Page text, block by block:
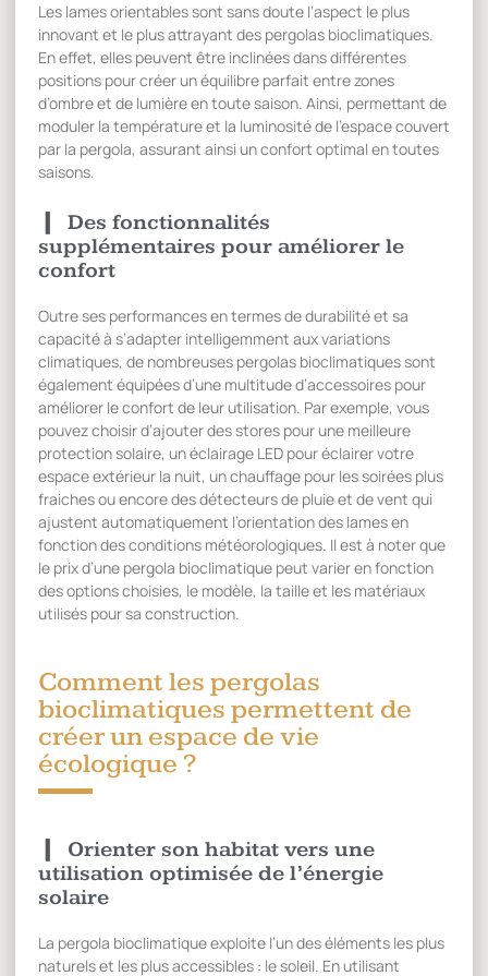
Les lames orientables sont sans doute l’aspect le plus
innovant et le plus attrayant des pergolas bioclimatiques.
En effet, elles peuvent être inclinées dans différentes
positions pour créer un équilibre parfait entre zones
d’ombre et de lumière en toute saison. Ainsi, permettant de
moduler la température et la luminosité de l’espace couvert
par la pergola, assurant ainsi un confort optimal en toutes
saisons.
Des fonctionnalités
supplémentaires pour améliorer le
confort
Outre ses performances en termes de durabilité et sa
capacité à s’adapter intelligemment aux variations
climatiques, de nombreuses pergolas bioclimatiques sont
également équipées d’une multitude d’accessoires pour
améliorer le confort de leur utilisation. Par exemple, vous
pouvez choisir d’ajouter des stores pour une meilleure
protection solaire, un éclairage LED pour éclairer votre
espace extérieur la nuit, un chauffage pour les soirées plus
fraiches ou encore des détecteurs de pluie et de vent qui
ajustent automatiquement l’orientation des lames en
fonction des conditions météorologiques. Il est à noter que
le prix d’une pergola bioclimatique peut varier en fonction
des options choisies, le modèle, la taille et les matériaux
utilisés pour sa construction.
Comment les pergolas
bioclimatiques permettent de
créer un espace de vie
écologique ?
Orienter son habitat vers une
utilisation optimisée de l’énergie
solaire
La pergola bioclimatique exploite l’un des éléments les plus
naturels et les plus accessibles : le soleil. En utilisant